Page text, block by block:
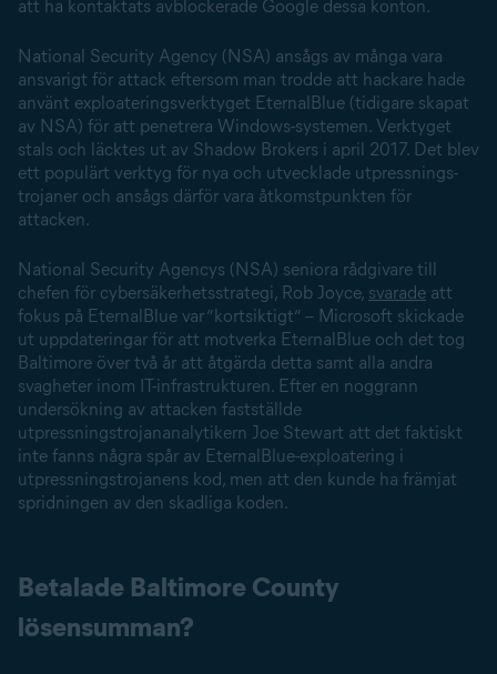
att ha kontaktats avblockerade Google dessa konton.
National Security Agency (NSA) ansågs av många vara
ansvarigt för attack eftersom man trodde att hackare hade
använt exploateringsverktyget EternalBlue (tidigare skapat
av NSA) för att penetrera Windows-systemen. Verktyget
stals och läcktes ut av Shadow Brokers i april 2017. Det blev
ett populärt verktyg för nya och utvecklade utpressnings­
trojaner och ansågs därför vara åtkomstpunkten för
attacken.
National Security Agencys (NSA) seniora rådgivare till
chefen för cybersäkerhetsstrategi, Rob Joyce, svarade att
fokus på EternalBlue var ”kortsiktigt” – Microsoft skickade
ut uppdateringar för att motverka EternalBlue och det tog
Baltimore över två år att åtgärda detta samt alla andra
svagheter inom IT-infrastrukturen. Efter en noggrann
undersökning av attacken fastställde
utpressningstrojananalytikern Joe Stewart att det faktiskt
inte fanns några spår av EternalBlue-exploatering i
utpressningstrojanens kod, men att den kunde ha främjat
spridningen av den skadliga koden.
Betalade Baltimore County
lösensumman?